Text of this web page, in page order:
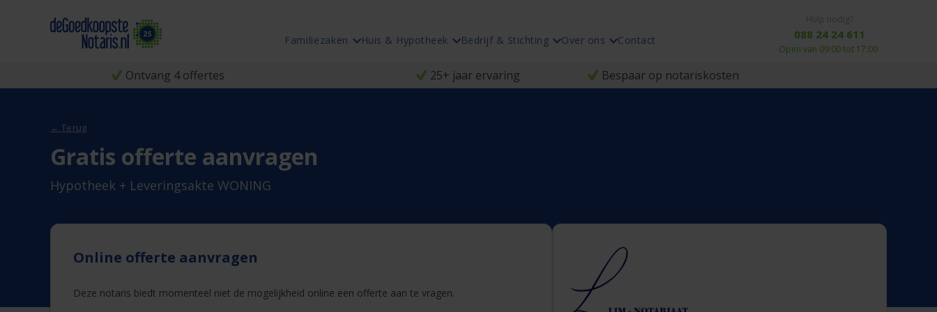
Familiezaken Huis & Hypotheek Bedrijf & Stichting Over ons Contact 088 24 24 611
Open van 09:00 tot 17:00
Ontvang 4 offertes 25+ jaar ervaring Bespaar op notariskosten
← Terug
Gratis offerte aanvragen
Hypotheek + Leveringsakte WONING
Online offerte aanvragen
Deze notaris biedt momenteel niet de mogelijkheid online een offerte aan te vragen.